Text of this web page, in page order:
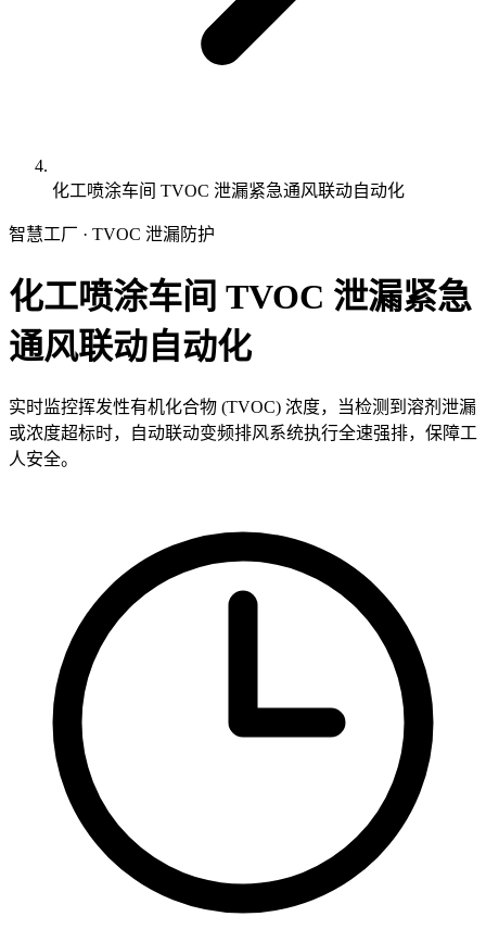
化工喷涂车间 TVOC 泄漏紧急通风联动自动化
智慧工厂 · TVOC 泄漏防护
化工喷涂车间 TVOC 泄漏紧急
通风联动自动化
实时监控挥发性有机化合物 (TVOC) 浓度，当检测到溶剂泄漏
或浓度超标时，自动联动变频排风系统执行全速强排，保障工
人安全。